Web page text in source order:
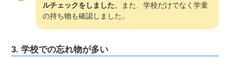
ルチェックをしました。また、学校だけでなく学童
の持ち物も確認しました。
3. 学校での忘れ物が多い